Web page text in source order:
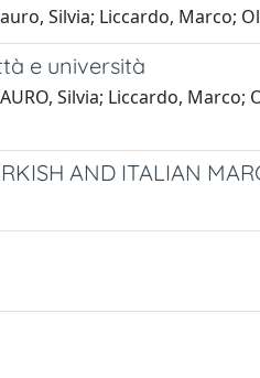
Silvia; Liccardo, Marco;
e università
Silvia; Liccardo, Marco;
AND ITALIAN